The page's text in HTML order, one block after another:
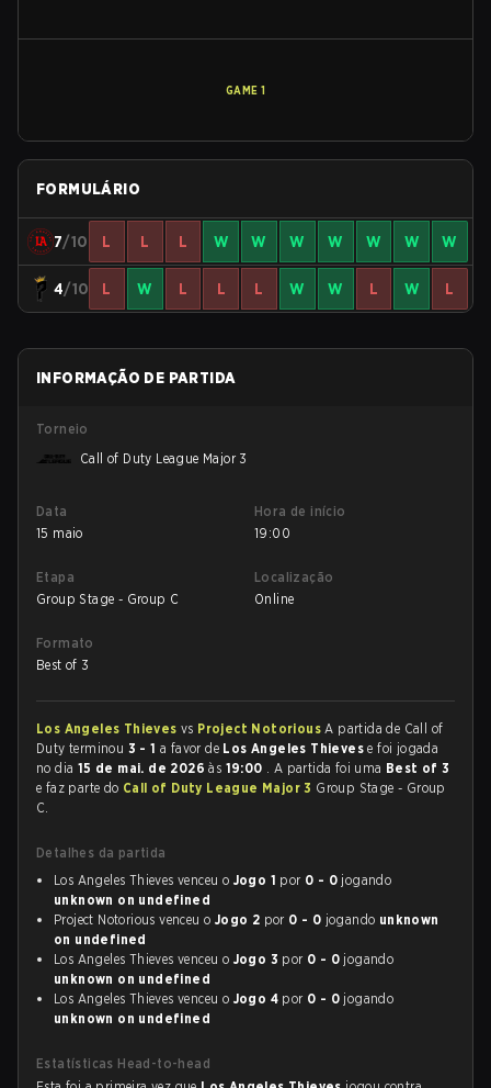
GAME 1
FORMULÁRIO
7/10 L L L W W W W W W W
4/10 L W L L L W W L W L
INFORMAÇÃO DE PARTIDA
Torneio
Call of Duty League Major 3
Data
15 maio
Hora de início
19:00
Etapa
Group Stage - Group C
Localização
Online
Formato
Best of 3
Los Angeles Thieves vs Project NotoriousA partida de Call of
Duty terminou 3 - 1 a favor de Los Angeles Thievese foi jogada
no dia 15 de mai. de 2026às 19:00 . A partida foi uma Best of 3
e faz parte do Call of Duty League Major 3 Group Stage - Group
C.
Detalhes da partida
Los Angeles Thieves venceu o Jogo 1 por 0 - 0 jogando
unknown on undefined
Project Notorious venceu o Jogo 2 por 0 - 0 jogando unknown
on undefined
Los Angeles Thieves venceu o Jogo 3 por 0 - 0 jogando
unknown on undefined
Los Angeles Thieves venceu o Jogo 4 por 0 - 0 jogando
unknown on undefined
Estatísticas Head-to-head